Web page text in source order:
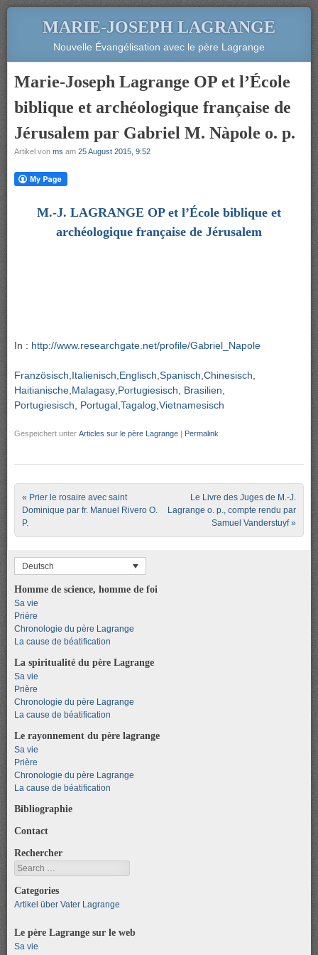
MARIE-JOSEPH LAGRANGE
Nouvelle Évangélisation avec le père Lagrange
Marie-Joseph Lagrange OP et l’École
biblique et archéologique française de
Jérusalem par Gabriel M. Nàpole o. p.
Artikel von ms am 25 August 2015, 9:52
M.-J. LAGRANGE OP et l’École biblique et
archéologique française de Jérusalem
In : http://www.researchgate.net/profile/Gabriel_Napole
Französisch Italienisch Englisch Spanisch Chinesisch
Haitianische Malagasy Portugiesisch, Brasilien
Portugiesisch, Portugal Tagalog Vietnamesisch
Gespeichert unter Articles sur le père Lagrange | Permalink
Post navigation
« Prier le rosaire avec saint
Dominique par fr. Manuel Rivero O.
P.
Le Livre des Juges de M.-J.
Lagrange o. p., compte rendu par
Samuel Vanderstuyf»
Deutsch
Homme de science, homme de foi
Sa vie
Prière
Chronologie du père Lagrange
La cause de béatification
La spiritualité du père Lagrange
Sa vie
Prière
Chronologie du père Lagrange
La cause de béatification
Le rayonnement du père lagrange
Sa vie
Prière
Chronologie du père Lagrange
La cause de béatification
Bibliographie
Contact
Rechercher
Search
Categories
Artikel über Vater Lagrange
Le père Lagrange sur le web
Sa vie